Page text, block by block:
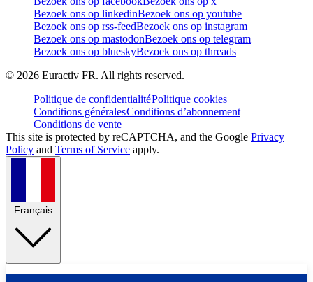
Bezoek ons op linkedinBezoek ons op youtube
Bezoek ons op rss-feedBezoek ons op instagram
Bezoek ons op mastodonBezoek ons op telegram
Bezoek ons op blueskyBezoek ons op threads
© 2026 Euractiv FR. All rights reserved.
Politique de confidentialitéPolitique cookies
Conditions généralesConditions d’abonnement
Conditions de vente
This site is protected by reCAPTCHA, and the Google Privacy
Policy and Terms of Service apply.
Français